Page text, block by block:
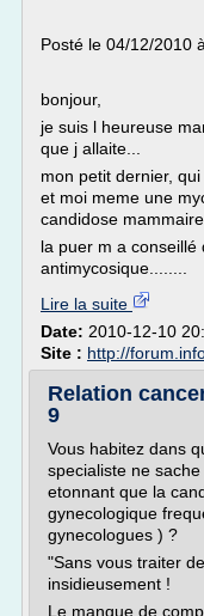
Posté le 04/12/2010
bonjour,
je suis l heureuse
que j allaite...
mon petit dernier,
et moi meme une
candidose
la puer m a
antimycosique........
Lire la suite
Date: 2010-12-10
Site : http://
Relation
9
Vous habitez dans
specialiste ne
etonnant que la
gynecologique
gynecologues ) ?
"Sans vous traiter
insidieusement !
Le manque de